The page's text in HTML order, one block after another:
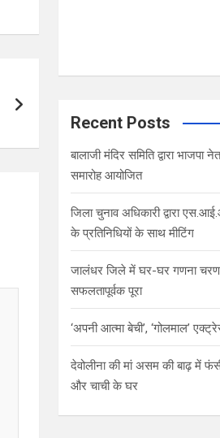
Recent Posts
बालाजी मंदिर समिति द्वारा
समारोह आयोजित
जिला चुनाव अधिकारी द्वारा
के प्रतिनिधियों के साथ मीटिंग
जालंधर जिले में घर-घर गणना चरण
सफलतापूर्वक पूरा
‘अपनी आत्मा बेची’, ‘गोलमाल’
देवोलीना की मां असम की बाढ़ में
और चाची के घर